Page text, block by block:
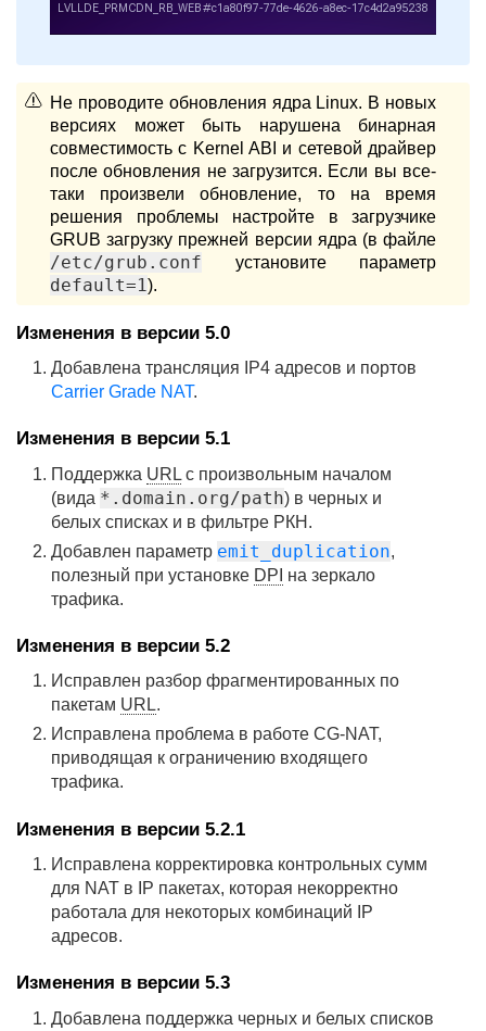
Не проводите обновления ядра Linux. В новых
версиях может быть нарушена бинарная
совместимость с Kernel ABI и сетевой драйвер
после обновления не загрузится. Если вы все-
таки произвели обновление, то на время
решения проблемы настройте в загрузчике
GRUB загрузку прежней версии ядра (в файле
/etc/grub.conf установите параметр
default=1).
Изменения в версии 5.0
Добавлена трансляция IP4 адресов и портов
Carrier Grade NAT.
Изменения в версии 5.1
Поддержка URL c произвольным началом
(вида *.domain.org/path) в черных и
белых списках и в фильтре РКН.
Добавлен параметр emit_duplication,
полезный при установке DPI на зеркало
трафика.
Изменения в версии 5.2
Исправлен разбор фрагментированных по
пакетам URL.
Исправлена проблема в работе CG-NAT,
приводящая к ограничению входящего
трафика.
Изменения в версии 5.2.1
Исправлена корректировка контрольных сумм
для NAT в IP пакетах, которая некорректно
работала для некоторых комбинаций IP
адресов.
Изменения в версии 5.3
Добавлена поддержка черных и белых списков